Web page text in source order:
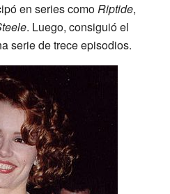
en series comoRiptide,
. Luego, consiguió el
serie de trece episodios.